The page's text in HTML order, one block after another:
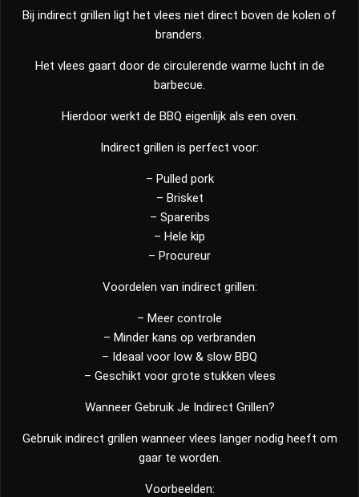
Bij indirect grillen ligt het vlees niet direct boven de kolen of
branders.
Het vlees gaart door de circulerende warme lucht in de
barbecue.
Hierdoor werkt de BBQ eigenlijk als een oven.
Indirect grillen is perfect voor:
– Pulled pork
– Brisket
– Spareribs
– Hele kip
– Procureur
Voordelen van indirect grillen:
– Meer controle
– Minder kans op verbranden
– Ideaal voor low & slow BBQ
– Geschikt voor grote stukken vlees
Wanneer Gebruik Je Indirect Grillen?
Gebruik indirect grillen wanneer vlees langer nodig heeft om
gaar te worden.
Voorbeelden: